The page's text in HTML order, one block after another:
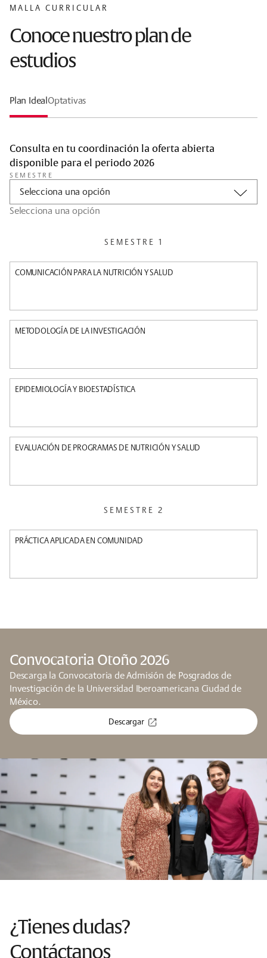
MALLA CURRICULAR
Conoce nuestro plan de
estudios
Plan IdealOptativas
Consulta en tu coordinación la oferta abierta
disponible para el periodo 2026
SEMESTRE
Selecciona una opción
Selecciona una opción
SEMESTRE 1
COMUNICACIÓN PARA LA NUTRICIÓN Y SALUD
METODOLOGÍA DE LA INVESTIGACIÓN
EPIDEMIOLOGÍA Y BIOESTADÍSTICA
EVALUACIÓN DE PROGRAMAS DE NUTRICIÓN Y SALUD
SEMESTRE 2
PRÁCTICA APLICADA EN COMUNIDAD
Convocatoria Otoño 2026
Descarga la Convocatoria de Admisión de Posgrados de
Investigación de la Universidad Iberoamericana Ciudad de
México.
Descargar
¿Tienes dudas?
Contáctanos